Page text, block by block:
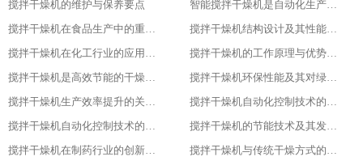
搅拌干燥机的维护与保养要点
智能搅拌干燥机是自动化生产的新趋势
搅拌干燥机在食品生产中的重要作用
搅拌干燥机结构设计及其性能优化
搅拌干燥机在化工行业的应用实践
搅拌干燥机的工作原理与优势分析
搅拌干燥机是高效节能的干燥新选择
搅拌干燥机环保性能及其对绿色生产的意义
搅拌干燥机生产效率提升的关键因素
搅拌干燥机自动化控制技术的探索与实践
搅拌干燥机自动化控制技术的探索与实践
搅拌干燥机的节能技术及其发展趋势
搅拌干燥机在制药行业的创新应用
搅拌干燥机与传统干燥方式的比较与优势分析